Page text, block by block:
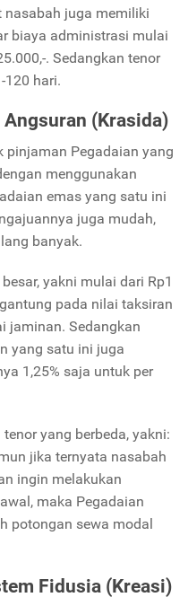
nasabah juga memiliki
biaya administrasi mulai
. Sedangkan tenor
120 hari.
(Krasida)
pinjaman Pegadaian yang
menggunakan
emas yang satu ini
juga mudah,
banyak.
yakni mulai dari Rp1
pada nilai taksiran
jaminan. Sedangkan
yang satu ini juga
1,25% saja untuk per
yang berbeda, yakni:
jika ternyata nasabah
ingin melakukan
maka Pegadaian
potongan sewa modal
Fidusia (Kreasi)